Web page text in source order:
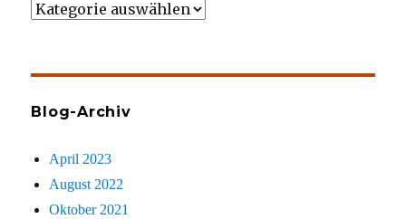
Wer
Blog-Archiv
April 2023
August 2022
Oktober 2021